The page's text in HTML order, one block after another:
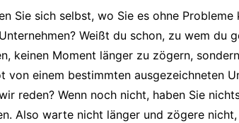
Sie sich selbst, wo Sie es ohne Probleme
Weißt du schon, zu wem du
keinen Moment länger zu zögern,
von einem bestimmten ausgezeichneten
reden? Wenn noch nicht, haben Sie
Also warte nicht länger und zögere